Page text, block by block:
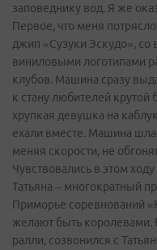
заповеднику вод. Я же
Первое, что меня
джип «Сузуки­ Эскудо», со
виниловыми логотипами
клубов. Машина сразу
к стану любителей
хрупкая девушка на
ехали вместе. Машина
меняя скорости, не
Чувствовались в этом
Татьяна – многократный
Приморье соревнований
желают быть королевами.
ралли, созвонился с